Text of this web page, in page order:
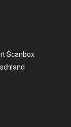
Scanbox